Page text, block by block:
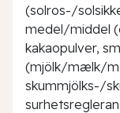
(solros-/
medel/middel
kakaopulver,
(mjölk/mælk/
skummjölks-/